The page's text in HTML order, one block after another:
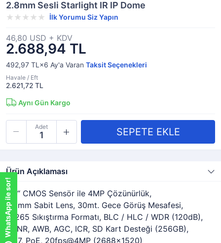
2.8mm Sesli Starlight IR IP Dome
İlk Yorumu Siz Yapın
2.688,94 TL
46,80 USD + KDV
492,97 TL×6 Ay'a Varan Taksit Seçenekleri
Havale / Eft
2.621,72 TL
Aynı Gün Kargo
Adet
Ürün Açıklaması
1/3“ CMOS Sensör ile 4MP Çözünürlük,
3.6mm Sabit Lens, 30mt. Gece Görüş Mesafesi,
H-265 Sıkıştırma Formatı, BLC / HLC / WDR (120dB),
3DNR, AWB, AGC, ICR, SD Kart Desteği (256GB),
IP67, PoE, 20fps@4MP (2688×1520)
WhatsApp ile sor!
WhatsApp ile sor!